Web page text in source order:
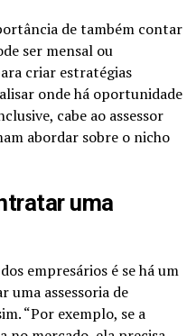
de também contar
ser mensal ou
criar estratégias
onde há oportunidade
cabe ao assessor
abordar sobre o nicho
uma
empresários é se há um
assessoria de
“Por exemplo, se a